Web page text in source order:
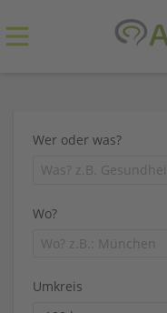
Wer oder was?
Wo?
Umkreis